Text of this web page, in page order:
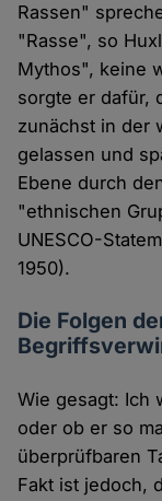
Rassen"
"Rasse", so
Mythos", keine
sorgte er dafür,
zunächst in der
gelassen und
Ebene durch
"ethnischen
UNESCO-
1950).
Die Folgen
Wie gesagt: Ich
oder ob er so
überprüfbaren
Fakt ist jedoch,